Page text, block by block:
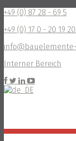
+49 (0) 87 28 - 69 5
+49 (0) 17 0 - 20 19
Interner Bereich